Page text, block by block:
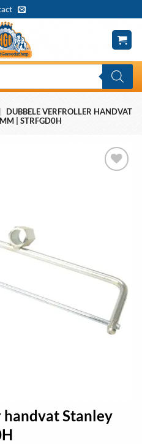
DUBBELE VERFROLLER HANDVAT
| STRFGD0H
Stanley